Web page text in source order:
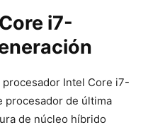
i7-
Intel Core i7-
procesador de última
de núcleo híbrido